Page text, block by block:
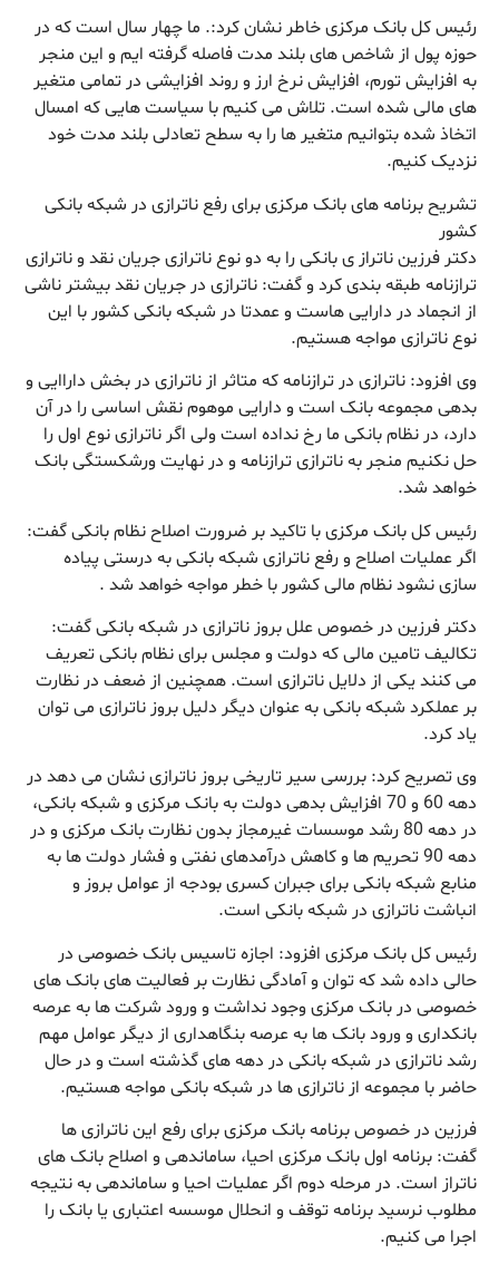
رئیس کل بانک مرکزی خاطر نشان کرد:. ما چهار سال است که در
حوزه پول از شاخص های بلند مدت فاصله گرفته ایم و این منجر
به افزایش تورم، افزایش نرخ ارز و روند افزایشی در تمامی متغیر
های مالی شده است. تلاش می کنیم با سیاست هایی که امسال
اتخاذ شده بتوانیم متغیر ها را به سطح تعادلی بلند مدت خود
نزدیک کنیم.
تشریح برنامه های بانک مرکزی برای رفع ناترازی در شبکه بانکی
کشور
دکتر فرزین ناتراز ی بانکی را به دو نوع ناترازی جریان نقد و ناترازی
ترازنامه طبقه بندی کرد و گفت: ناترازی در جریان نقد بیشتر ناشی
از انجماد در دارایی هاست و عمدتا در شبکه بانکی کشور با این
نوع ناترازی مواجه هستیم.
وی افزود: ناترازی در ترازنامه که متاثر از ناترازی در بخش داراایی و
بدهی مجموعه بانک است و دارایی موهوم نقش اساسی را در آن
دارد، در نظام بانکی ما رخ نداده است ولی اگر ناترازی نوع اول را
حل نکنیم منجر به ناترازی ترازنامه و در نهایت ورشکستگی بانک
خواهد شد.
رئیس کل بانک مرکزی با تاکید بر ضرورت اصلاح نظام بانکی گفت:
اگر عملیات اصلاح و رفع ناترازی شبکه بانکی به درستی پیاده
سازی نشود نظام مالی کشور با خطر مواجه خواهد شد .
دکتر فرزین در خصوص علل بروز ناترازی در شبکه بانکی گفت:
تکالیف تامین مالی که دولت و مجلس برای نظام بانکی تعریف
می کنند یکی از دلایل ناترازی است. همچنین از ضعف در نظارت
بر عملکرد شبکه بانکی به عنوان دیگر دلیل بروز ناترازی می توان
یاد کرد.
وی تصریح کرد: بررسی سیر تاریخی بروز ناترازی نشان می دهد در
دهه 60 و 70 افزایش بدهی دولت به بانک مرکزی و شبکه بانکی،
در دهه 80 رشد موسسات غیرمجاز بدون نظارت بانک مرکزی و در
دهه 90 تحریم ها و کاهش درآمدهای نفتی و فشار دولت ها به
منابع شبکه بانکی برای جبران کسری بودجه از عوامل بروز و
انباشت ناترازی در شبکه بانکی است.
رئیس کل بانک مرکزی افزود: اجازه تاسیس بانک خصوصی در
حالی داده شد که توان و آمادگی نظارت بر فعالیت های بانک های
خصوصی در بانک مرکزی وجود نداشت و ورود شرکت ها به عرصه
بانکداری و ورود بانک ها به عرصه بنگاهداری از دیگر عوامل مهم
رشد ناترازی در شبکه بانکی در دهه های گذشته است و در حال
حاضر با مجموعه از ناترازی ها در شبکه بانکی مواجه هستیم.
فرزین در خصوص برنامه بانک مرکزی برای رفع این ناترازی ها
گفت: برنامه اول بانک مرکزی احیا، ساماندهی و اصلاح بانک های
ناتراز است. در مرحله دوم اگر عملیات احیا و ساماندهی به نتیجه
مطلوب نرسید برنامه توقف و انحلال موسسه اعتباری یا بانک را
اجرا می کنیم.